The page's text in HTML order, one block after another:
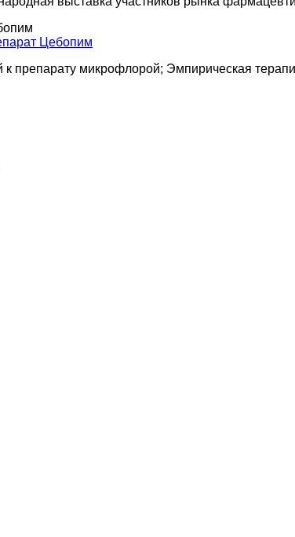
Цебопим
препарату микрофлорой; Эмпирическая